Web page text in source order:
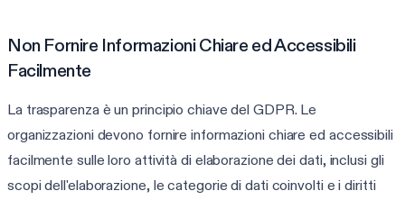
Non Fornire Informazioni Chiare ed Accessibili
Facilmente
La trasparenza è un principio chiave del GDPR. Le
organizzazioni devono fornire informazioni chiare ed accessibili
facilmente sulle loro attività di elaborazione dei dati, inclusi gli
scopi dell'elaborazione, le categorie di dati coinvolti e i diritti